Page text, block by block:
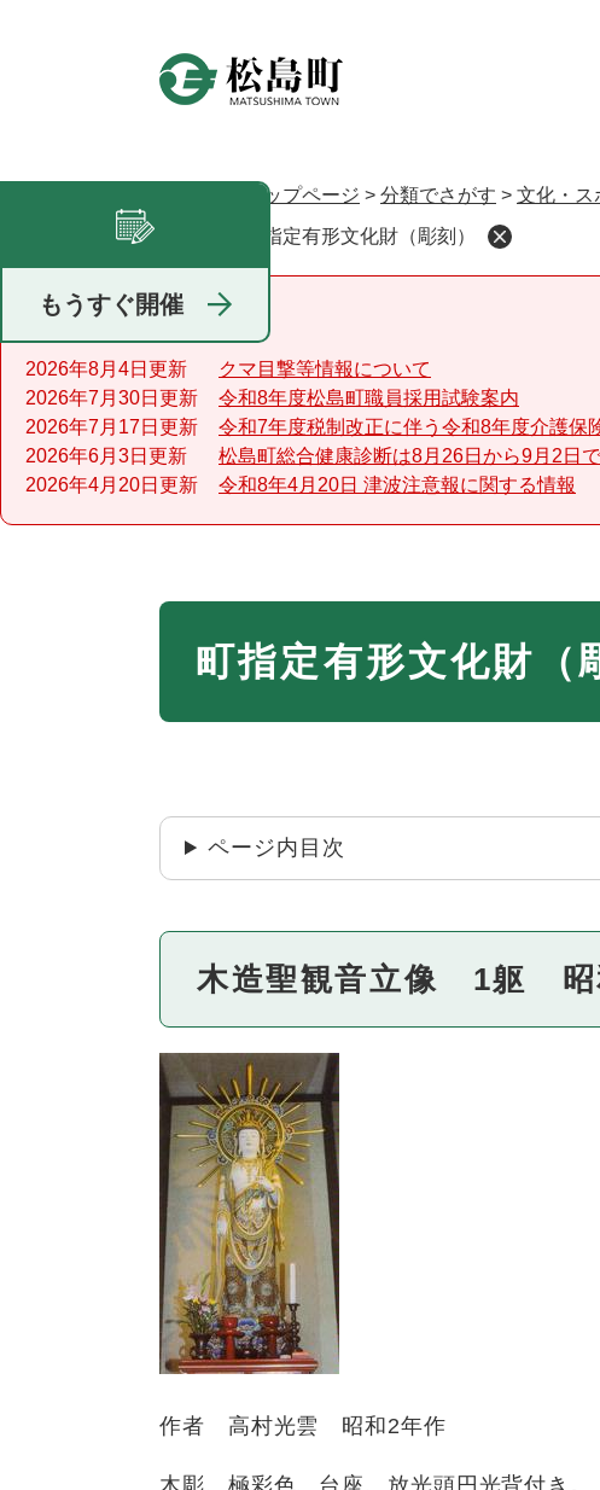
で
トップページ > 分類でさがす > 文化・ス
町指定有形文化財（彫刻）
重要なお知らせ
2026年8月4日更新
クマ目撃等情報について
2026年7月30日更新
令和8年度松島町職員採用試験案内
2026年7月17日更新
令和7年度税制改正に伴う令和8年度介護保
2026年6月3日更新
松島町総合健康診断は8月26日から9月2日
2026年4月20日更新
令和8年4月20日 津波注意報に関する情報
町指定有形文化財（
ページ内目次
木造聖観音立像 1躯 昭
作者 高村光雲 昭和2年作
もうすぐ開催